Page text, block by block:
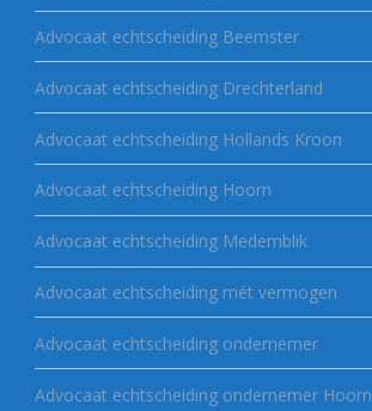
Advocaat echtscheiding Beemster
Advocaat echtscheiding Drechterland
Advocaat echtscheiding Hollands Kroon
Advocaat echtscheiding Hoorn
Advocaat echtscheiding Medemblik
Advocaat echtscheiding mét vermogen
Advocaat echtscheiding ondernemer
Advocaat echtscheiding ondernemer Hoorn